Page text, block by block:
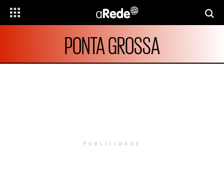
PONTA GROSSA
PUBLICIDADE